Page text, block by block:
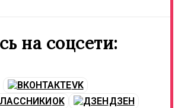
на соцсети:
VK
OK
ДЗЕН